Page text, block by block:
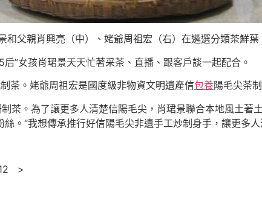
父親肖興亮（中）、姥爺周祖宏（右）在遴選分類茶鮮葉
后”女孩肖珺景天天忙著采茶、直播、跟客戶談一起配合。
茶。姥爺周祖宏是國度級非物資文明遺產信包養陽毛尖茶
茶。為了讓更多人清楚信陽毛尖，肖珺景聯合本地風土著
絲。“我想傳承推行好信陽毛尖非遺手工炒制身手，讓更多
>